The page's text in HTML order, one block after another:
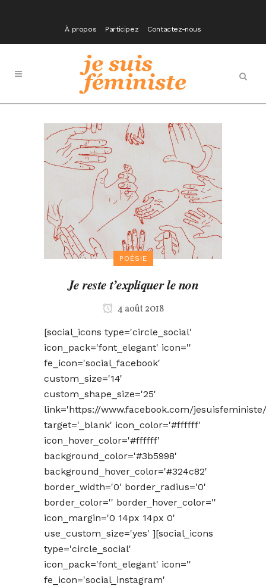
À propos Participez Contactez-nous
POÉSIE
Je reste t’expliquer le non
4 août 2018
[social_icons type='circle_social'
icon_pack='font_elegant' icon=''
fe_icon='social_facebook'
custom_size='14'
custom_shape_size='25'
link='https://www.facebook.com/
target='_blank' icon_color='#ffffff'
icon_hover_color='#ffffff'
background_color='#3b5998'
background_hover_color='#324c82'
border_width='0' border_radius='0'
border_color='' border_hover_color=''
icon_margin='0 14px 14px 0'
use_custom_size='yes' ][social_icons
type='circle_social'
icon_pack='font_elegant' icon=''
fe_icon='social_instagram'